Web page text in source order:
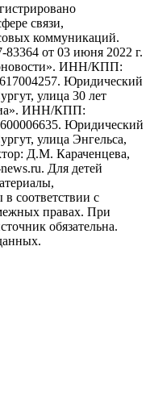
связи,
коммуникаций.
от 03 июня 2022 г.
ИНН/КПП:
Юридический
улица 30 лет
ИНН/КПП:
Юридический
улица Энгельса,
Д.М. Караченцева,
Для детей
соответствии с
правах. При
обязательна.